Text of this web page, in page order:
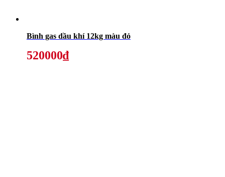
Bình gas dầu khí 12kg màu đỏ
520000₫